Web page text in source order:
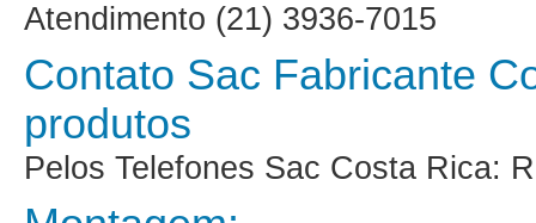
Atendimento (21) 3936-7015
Contato Sac Fabricante
produtos
Pelos Telefones Sac Costa Rica: